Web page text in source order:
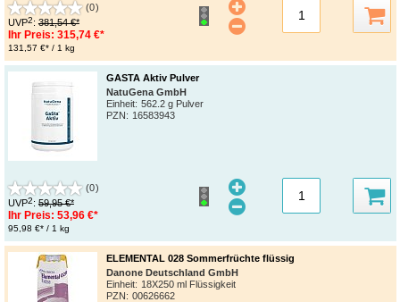
(0)
UVP2: 381,54 €*
Ihr Preis: 315,74 €*
131,57 €* / 1 kg
GASTA Aktiv Pulver
NatuGena GmbH
Einheit: 562.2 g Pulver
PZN: 16583943
(0)
UVP2: 59,95 €*
Ihr Preis: 53,96 €*
95,98 €* / 1 kg
ELEMENTAL 028 Sommerfrüchte flüssig
Danone Deutschland GmbH
Einheit: 18X250 ml Flüssigkeit
PZN: 00626662